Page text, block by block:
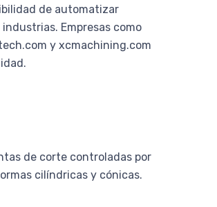
de automatizar
Empresas como
y xcmachining.com
de corte controladas por
cilíndricas y cónicas.